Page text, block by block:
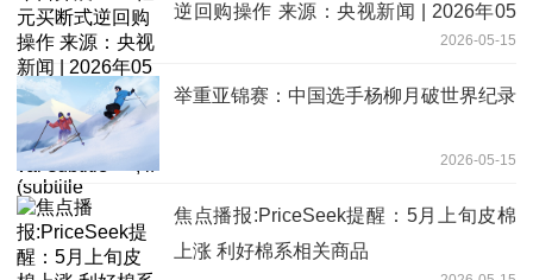
逆回购操作 来源：央视新闻 | 2026年05
月15日 09:36 央视新闻 | 2026年05月15
日 09:36 var subtitle = ''; if (subtitle
2026-05-15
举重亚锦赛：中国选手杨柳月破世界纪录
2026-05-15
焦点播报:PriceSeek提醒：5月上旬皮棉
上涨 利好棉系相关商品